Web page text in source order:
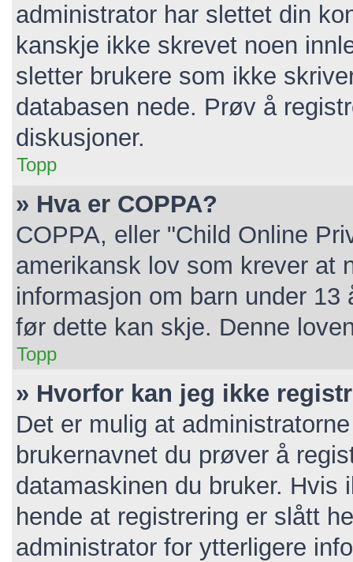
administrator har slettet din
kanskje ikke skrevet noen
sletter brukere som ikke
databasen nede. Prøv å
diskusjoner.
Topp
» Hva er COPPA?
COPPA, eller "Child Online
amerikansk lov som krever at
informasjon om barn under
før dette kan skje. Denne
Topp
» Hvorfor kan jeg ikke
Det er mulig at
brukernavnet du prøver å
datamaskinen du bruker.
hende at registrering er slått
administrator for ytterligere